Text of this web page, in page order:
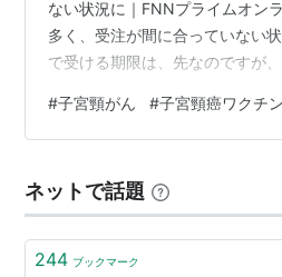
ない状況に｜FNNプライムオン
多く、受注が間に合っていない
で受ける期限は、先なのですが
詳しく記載されています。 子宮
ケジュールとキャッチアップ接
naishikyo.com) ３回全ての接種
ための締め切りがあり、１回目
場合でも、２０２５…
#子宮頸がん #子宮頸癌ワクチン
ネットで話題
244 ブックマーク